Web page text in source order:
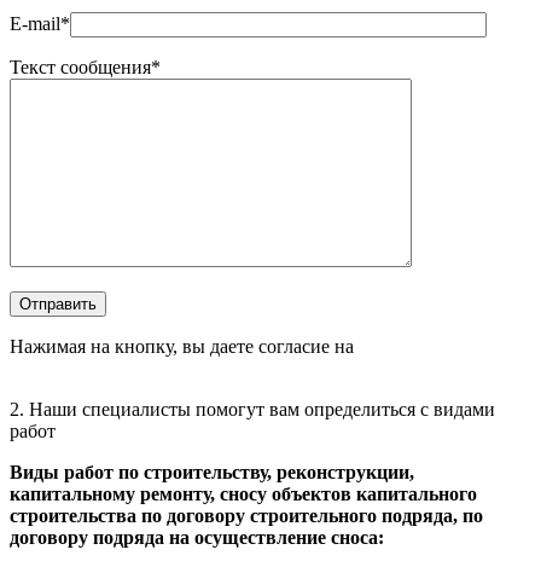
E-mail*
Текст сообщения*
Оставьте это поле пустым.
Отправить
Нажимая на кнопку, вы даете согласие на
2. Наши специалисты помогут вам определиться с видами
работ
Виды работ по строительству, реконструкции,
капитальному ремонту, сносу объектов капитального
строительства по договору строительного подряда, по
договору подряда на осуществление сноса: